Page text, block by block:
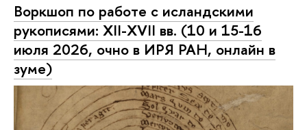
Воркшоп по работе с исландскими
рукописями: XII-XVII вв. (10 и 15-16
июля 2026, очно в ИРЯ РАН, онлайн в
зуме)